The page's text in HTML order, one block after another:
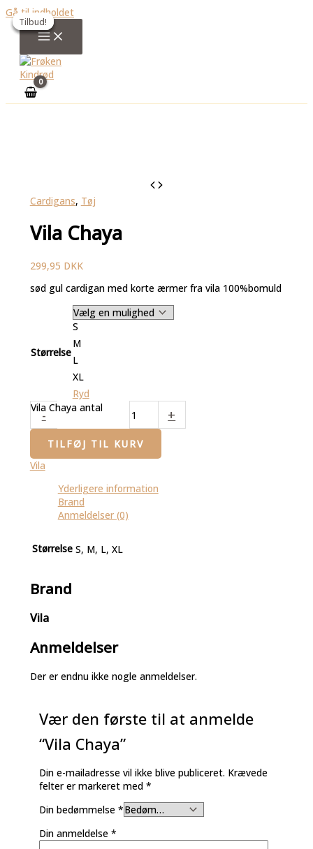
Gå til indholdet
Cardigans, Tøj
Vila Chaya
299,95 DKK
sød gul cardigan med korte ærmer fra vila 100%bomuld
Størrelse
S
M
L
XL
Ryd
-
Vila Chaya antal +
TILFØJ TIL KURV
Vila
Yderligere information
Brand
Anmeldelser (0)
Størrelse S, M, L, XL
Brand
Vila
Anmeldelser
Der er endnu ikke nogle anmeldelser.
Vær den første til at anmelde
“Vila Chaya”
Din e-mailadresse vil ikke blive publiceret. Krævede
felter er markeret med*
Din bedømmelse*
Din anmeldelse*
Tilbud!
Tilbud!
Tilbud!
Tilbud!